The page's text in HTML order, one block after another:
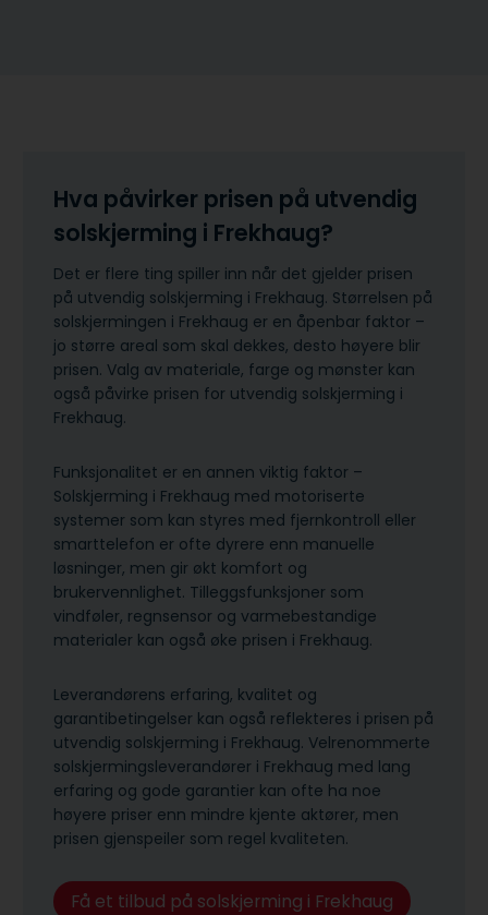
Hva påvirker prisen på utvendig
solskjerming i Frekhaug?
Det er flere ting spiller inn når det gjelder prisen
på utvendig solskjerming i Frekhaug. Størrelsen på
solskjermingen i Frekhaug er en åpenbar faktor –
jo større areal som skal dekkes, desto høyere blir
prisen. Valg av materiale, farge og mønster kan
også påvirke prisen for utvendig solskjerming i
Frekhaug.
Funksjonalitet er en annen viktig faktor –
Solskjerming i Frekhaug med motoriserte
systemer som kan styres med fjernkontroll eller
smarttelefon er ofte dyrere enn manuelle
løsninger, men gir økt komfort og
brukervennlighet. Tilleggsfunksjoner som
vindføler, regnsensor og varmebestandige
materialer kan også øke prisen i Frekhaug.
Leverandørens erfaring, kvalitet og
garantibetingelser kan også reflekteres i prisen på
utvendig solskjerming i Frekhaug. Velrenommerte
solskjermingsleverandører i Frekhaug med lang
erfaring og gode garantier kan ofte ha noe
høyere priser enn mindre kjente aktører, men
prisen gjenspeiler som regel kvaliteten.
Få et tilbud på solskjerming i Frekhaug